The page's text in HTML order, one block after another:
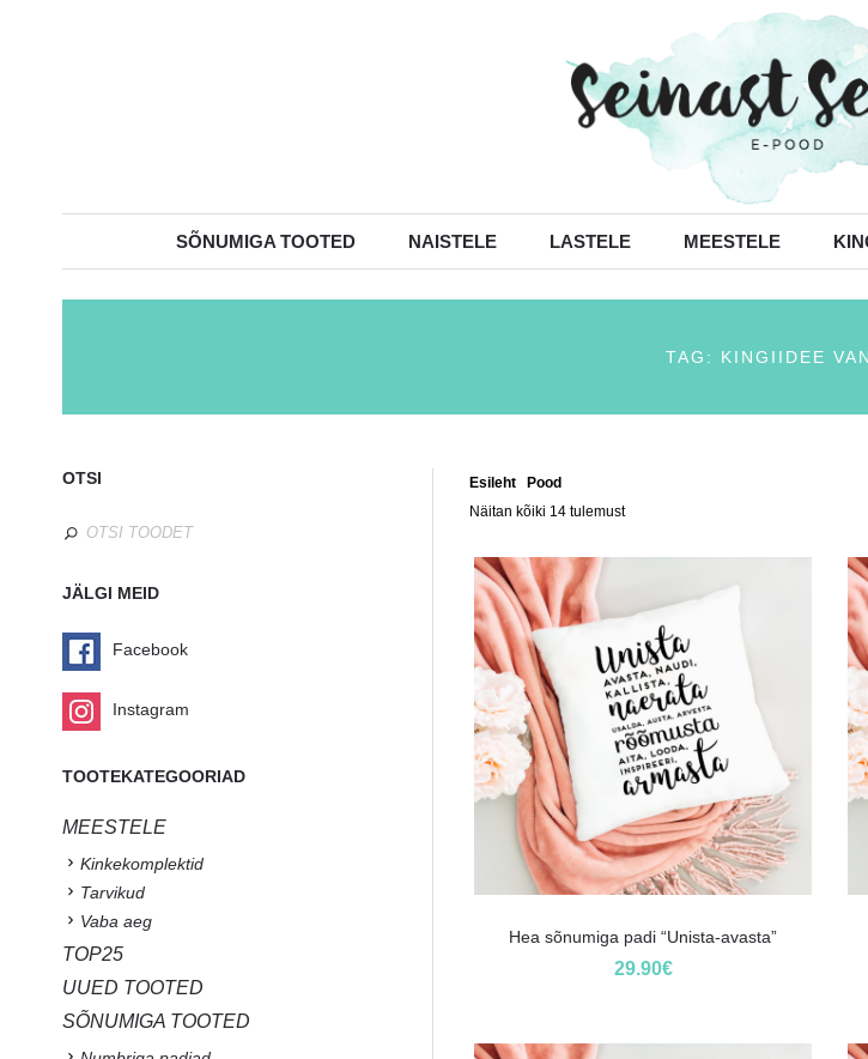
SÕNUMIGA TOOTED NAISTELE LASTELE MEESTELE
TAG: KINGIIDEE
Esileht /Pood
Näitan kõiki 14 tulemust
Hea sõnumiga padi “Unista-avasta”
29.90€
OTSI
JÄLGI MEID
Facebook
Instagram
TOOTEKATEGOORIAD
MEESTELE
Kinkekomplektid
Tarvikud
Vaba aeg
TOP25
UUED TOOTED
SÕNUMIGA TOOTED